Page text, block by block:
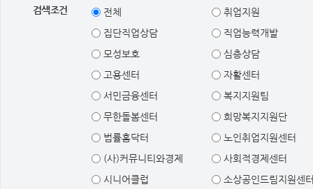
검색조건 전체
취업지원
집단직업상담
직업능력개발
모성보호
심층상담
고용센터
자활센터
서민금융센터
복지지원팀
무한돌봄센터
희망복지지원단
법률홈닥터
노인취업지원센터
(사)커뮤니티와경제
사회적경제센터
시니어클럽
소상공인드림지원센